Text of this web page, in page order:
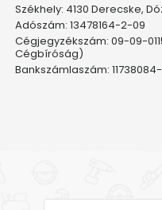
Székhely: 4130 Derecske,
Adószám: 13478164-2-09
Cégjegyzékszám: 09-09-
Cégbíróság)
Bankszámlaszám: